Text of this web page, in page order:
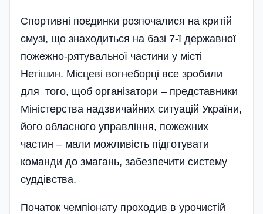
Спортивні поєдинки розпочалися на критій
смузі, що знаходиться на базі 7-ї державної
пожежно-рятувальної частини у місті
Нетішин. Місцеві вогнеборці все зробили
для того, щоб організатори – представники
Міністерства надзвичайних ситуацій України,
його обласного управління, пожежних
частин – мали можливість підготувати
команди до змагань, забезпечити систему
суддівства.
Початок чемпіонату проходив в урочистій